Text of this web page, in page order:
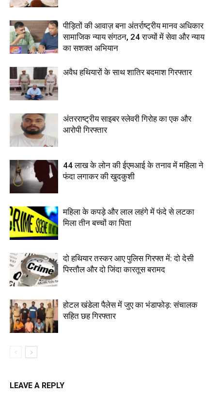
पीड़ितों की आवाज़ बना अंतर्राष्ट्रीय मानव अधिकार
सामाजिक न्याय संगठन, 24 राज्यों में सेवा और न्याय
का सशक्त अभियान
अवैध हथियारों के साथ शातिर बदमाश गिरफ्तार
अंतरराष्ट्रीय साइबर स्लेवरी गिरोह का एक और
आरोपी गिरफ्तार
44 लाख के लोन की ईएमआई के तनाव में महिला ने
फंदा लगाकर की खुदकुशी
महिला के कपड़े और लाल लहंगे में फंदे से लटका
मिला तीन बच्चों का पिता
दो हथियार तस्कर आए पुलिस गिरफ्त में: दो देसी
पिस्तौल और दो जिंदा कारतूस बरामद
होटल खंडेला पैलेस में जुए का भंडाफोड़: संचालक
सहित छह गिरफ्तार
LEAVE A REPLY